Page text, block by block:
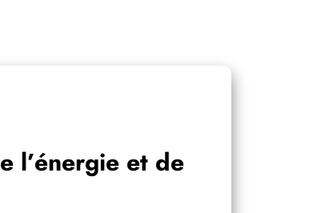
l’énergie et de